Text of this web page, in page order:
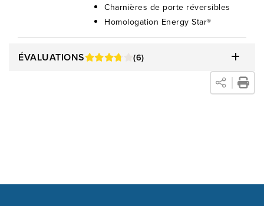
Charnières de porte réversibles
Homologation Energy Star®
ÉVALUATIONS (6)